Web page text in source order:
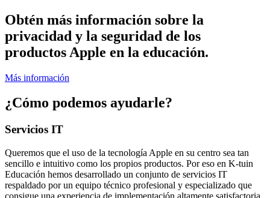
Obtén más información sobre la
privacidad y la seguridad de los
productos Apple en la educación.
Más información
¿Cómo podemos ayudarle?
Servicios IT
Queremos que el uso de la tecnología Apple en su centro sea tan
sencillo e intuitivo como los propios productos. Por eso en K-tuin
Educación hemos desarrollado un conjunto de servicios IT
respaldado por un equipo técnico profesional y especializado que
consigue una experiencia de implementación altamente satisfactoria